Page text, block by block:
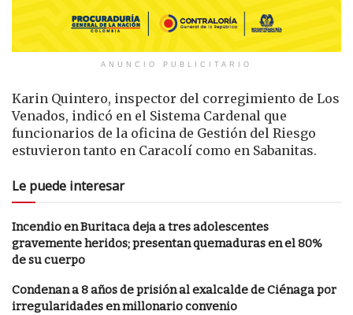
ANUNCIO PUBLICITARIO
Karin Quintero, inspector del corregimiento de Los
Venados, indicó en el Sistema Cardenal que
funcionarios de la oficina de Gestión del Riesgo
estuvieron tanto en Caracolí como en Sabanitas.
Le puede interesar
Incendio en Buritaca deja a tres adolescentes
gravemente heridos; presentan quemaduras en el 80%
de su cuerpo
Condenan a 8 años de prisión al exalcalde de Ciénaga por
irregularidades en millonario convenio